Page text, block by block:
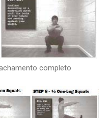
completo